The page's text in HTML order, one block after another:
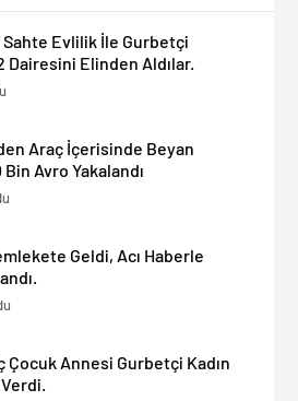
Sahte Evlilik İle Gurbetçi
Dairesini Elinden Aldılar.
Araç İçerisinde Beyan
Avro Yakalandı
Geldi, Acı Haberle
Çocuk Annesi Gurbetçi Kadın